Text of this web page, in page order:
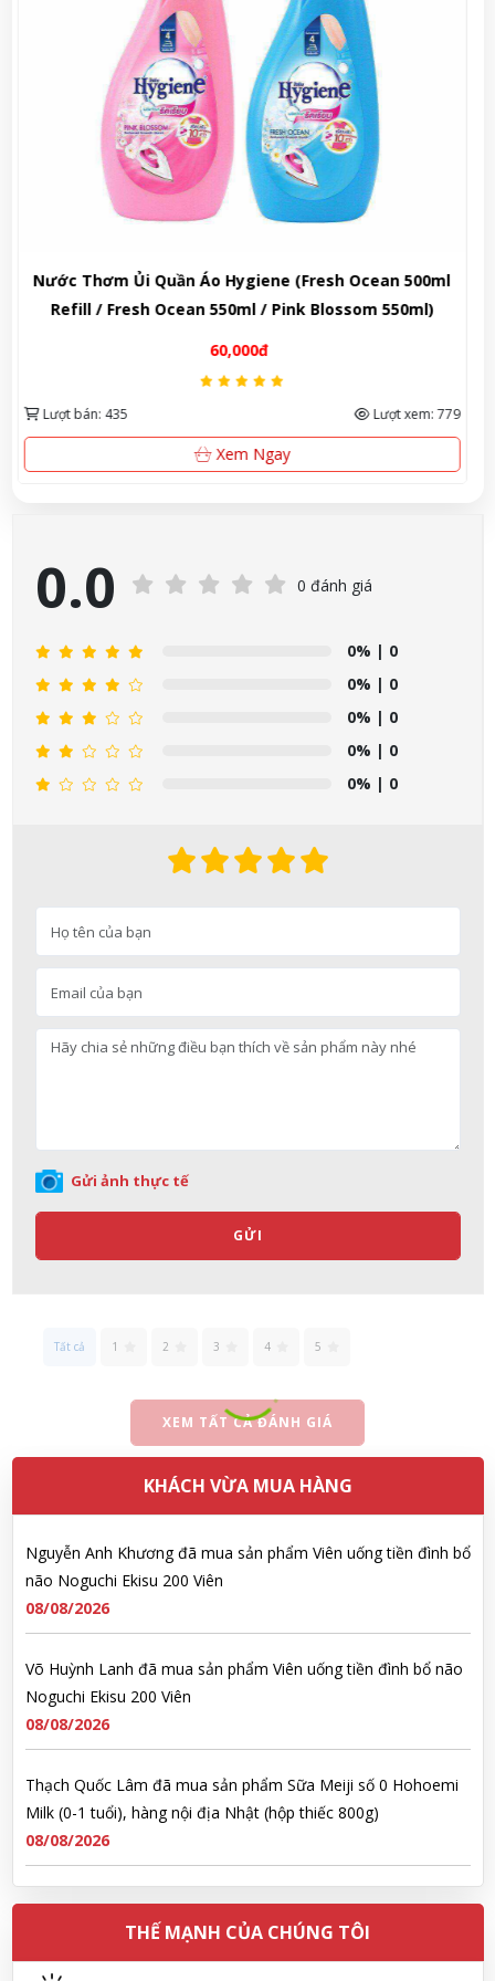
Nước Xả Vải Đậm Đặc Hygiene Expert Care (1100ml /
1150ml / 1300ml)
109,000đ
Lượt bán: 575 Lượt xem: 1102
Xem Ngay
0.0 0 đánh giá
0% | 0
0% | 0
0% | 0
0% | 0
0% | 0
Gửi ảnh thực tế
GỬI
Tất cả 1 2 3 4 5
XEM TẤT CẢ ĐÁNH GIÁ
KHÁCH VỪA MUA HÀNG
Nguyễn Nhật Quang đã mua sản phẩm Sữa tắm Pigeon Baby
Võ Thị Thanh Tươi đã mua sản phẩm Men Vi Sinh BioGaia
Nhật Bản lọ 5ml cho trẻ Sơ Sinh
08/08/2026
08/08/2026
Nguyễn Văn Cảnh đã mua sản phẩm Sữa Meiji số 0 Hohoemi
Milk (0-1 tuổi), hàng nội địa Nhật (hộp thiếc 800g)
08/08/2026
Nguyễn Anh Khương đã mua sản phẩm Viên uống tiền đình bổ
não Noguchi Ekisu 200 Viên
08/08/2026
Võ Huỳnh Lanh đã mua sản phẩm Viên uống tiền đình bổ não
Noguchi Ekisu 200 Viên
08/08/2026
Thạch Quốc Lâm đã mua sản phẩm Sữa Meiji số 0 Hohoemi
Milk (0-1 tuổi), hàng nội địa Nhật (hộp thiếc 800g)
08/08/2026
Ngô Quốc Cường đã mua sản phẩm Sữa Meiji số 0 Hohoemi
Milk (0-1 tuổi), hàng nội địa Nhật (hộp thiếc 800g)
THẾ MẠNH CỦA CHÚNG TÔI